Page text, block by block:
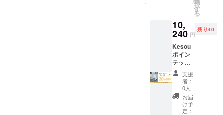
利用の
で承っ
ており
ます。
交換品
の再交
換・返
品は
承って
おりま
せん。
更にな
ざいま
す。ご
了承く
ださ
い。 ※
交換は
原則サ
イズ交
換のみ
承りま
す。 ※
が完了
ら順次
一般販
売を開
始させ
ていた
だきま
す。 ※
税込、
送料込
の価格
です。
※生産の
都合
た社会
情勢の
影響等
によ
り、お
届け時
期に遅
れが発
生する
よりお
選びい
ただけ
ます。
・リボ
ン
シュー
クリッ
プをご
利用の
場合
は、リ
円】 ・
様限
定！販
売予定
価格よ
り
20%OF
F ・お
届け予
定：3月
下旬 ・
オプ
ション
択
す
る
10,
240 円
残り40
Kesou
ポイン
テッド
トゥパ
ンプス
ライト
グレー
ミック
ス1足
支援
者：
0人
お届
け予
定：